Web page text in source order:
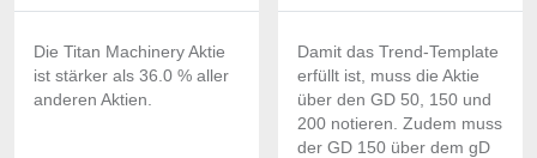
Die Titan Machinery Aktie
ist stärker als 36.0 % aller
anderen Aktien.
Damit das Trend-Template
erfüllt ist, muss die Aktie
über den GD 50, 150 und
200 notieren. Zudem muss
der GD 150 über dem gD